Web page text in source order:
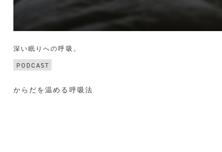
深い眠りへの呼吸。
PODCAST
からだを温める呼吸法